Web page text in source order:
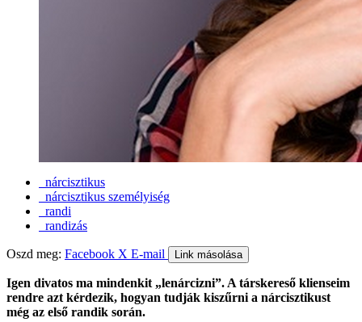
nárcisztikus
nárcisztikus személyiség
randi
randizás
Oszd meg: Facebook X E-mail Link másolása
Igen divatos ma mindenkit „lenárcizni”. A társkereső klienseim
rendre azt kérdezik, hogyan tudják kiszűrni a nárcisztikust
még az első randik során.